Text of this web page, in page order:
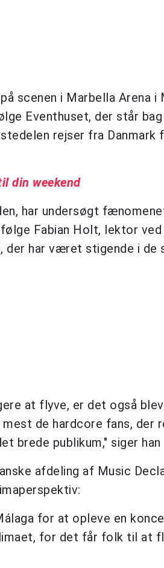
scenen i Marbella Arena
Eventhuset, der står
rejser fra Danmark
din weekend
har undersøgt
Fabian Holt, lektor
der har været stigende i de
at flyve, er det også
de hardcore fans,
brede publikum," siger
afdeling af Music
for at opleve en
for det får folk til at